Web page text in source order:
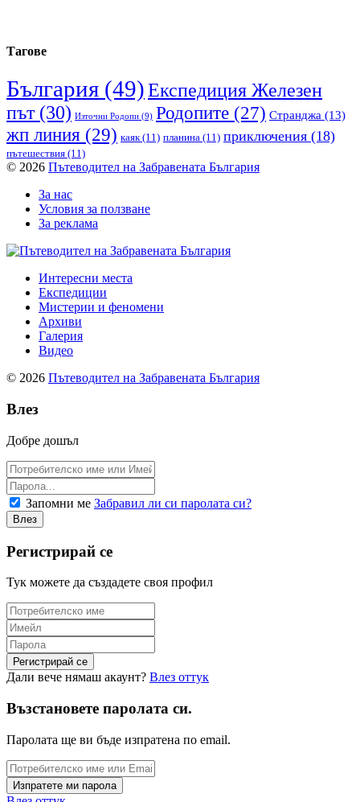
Тагове
България (49)Експедиция Железен
път(30) Източни Родопи (9) Родопите (27) Странджа (13)
жп линия (29) каяк(11) планина (11) приключения (18)
пътешествия (11)
© 2026 Пътеводител на Забравената България
За нас
Условия за ползване
За реклама
Интересни места
Експедиции
Мистерии и феномени
Архиви
Галерия
Видео
© 2026 Пътеводител на Забравената България
Влез
Добре дошъл
Запомни ме Забравил ли си паролата си?
Регистрирай се
Тук можете да създадете своя профил
Дали вече нямаш акаунт? Влез оттук
Възстановете паролата си.
Паролата ще ви бъде изпратена по email.